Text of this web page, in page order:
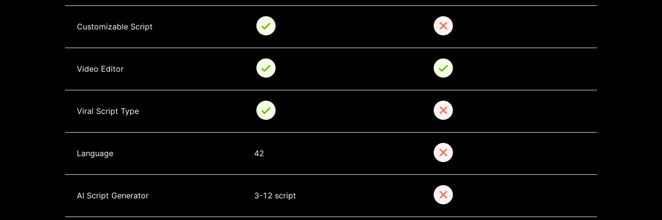
Customizable Script
Video Editor
Viral Script Type
Language 42
AI Script Generator 3-12 script